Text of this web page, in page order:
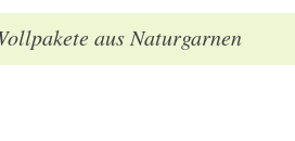
aus Naturgarnen